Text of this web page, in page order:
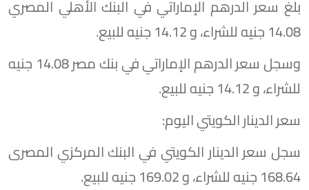
بلغ سعر الدرهم الإماراتي في البنك الأهلي المصري
14.08 جنيه للشراء، و 14.12 جنيه للبيع.
وسجل سعر الدرهم الإماراتي في بنك مصر 14.08 جنيه
للشراء، و 14.12 جنيه للبيع.
سعر الدينار الكويتي اليوم:
سجل سعر الدينار الكويتي في البنك المركزي المصرى
168.64 جنيه للشراء، و 169.02 جنيه للبيع.